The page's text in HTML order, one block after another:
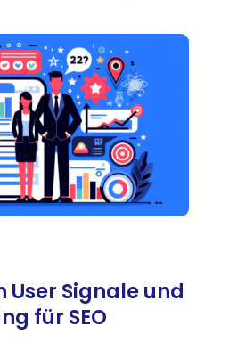
User Signale und
für SEO